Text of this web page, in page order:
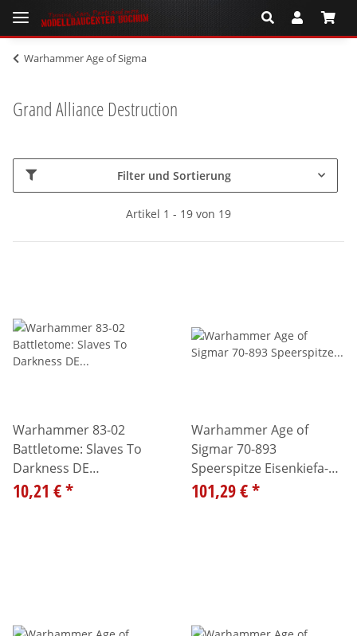
Warhammer Age of Sigma
Grand Alliance Destruction
Filter und Sortierung
Artikel 1 - 19 von 19
Warhammer 83-02
Battletome: Slaves To
Darkness DE
04030201026
10,21 €*
Warhammer Age of
Sigmar 70-893
Speerspitze Eisenkiefa-
Moschmob 99120209122
101,29 €*